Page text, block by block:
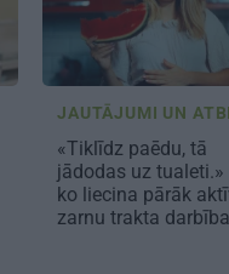
«Tiklīdz paēdu, tā
jādodas uz tualeti.»
ko liecina pārāk
zarnu trakta